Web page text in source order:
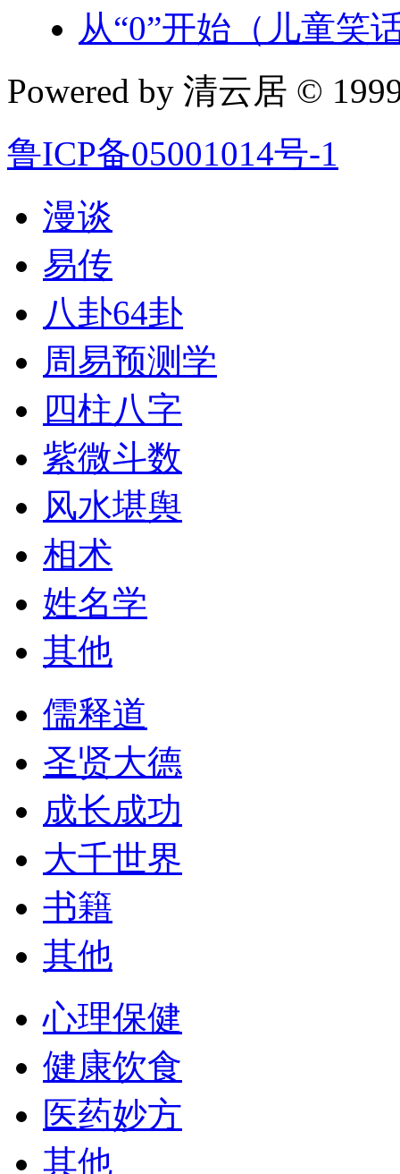
从“0”开始（儿童笑
Powered by 清云居 ©
鲁ICP备05001014号-1
漫谈
易传
八卦64卦
周易预测学
四柱八字
紫微斗数
风水堪舆
相术
姓名学
其他
儒释道
圣贤大德
成长成功
大千世界
书籍
其他
心理保健
健康饮食
医药妙方
其他